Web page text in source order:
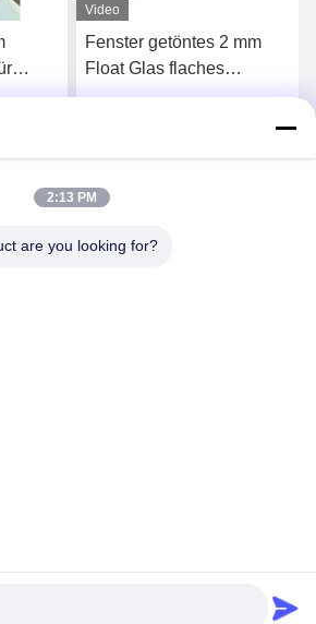
Video
Niedrig-Eisentöntes
reflektierendes, klares
Schwimmglas 1,5 mm, 3
International Trade Co., Ltd. . Alle
2:13 PM
are you looking for?